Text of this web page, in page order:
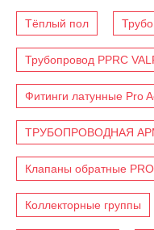
Тёплый пол
Трубопровод PPRC
Фитинги латунные Pro
ТРУБОПРОВОДНАЯ
Клапаны обратные
Коллекторные группы